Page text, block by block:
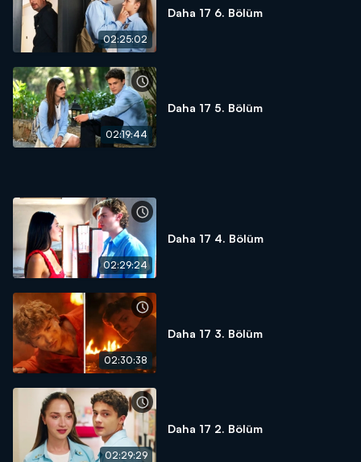
02:25:02
Daha 17 6. Bölüm
02:19:44
Daha 17 5. Bölüm
02:29:24
Daha 17 4. Bölüm
02:30:38
Daha 17 3. Bölüm
02:29:29
Daha 17 2. Bölüm